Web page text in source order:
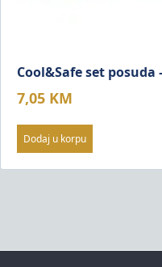
Cool&Safe set posuda
7,05 KM
Dodaj u korpu